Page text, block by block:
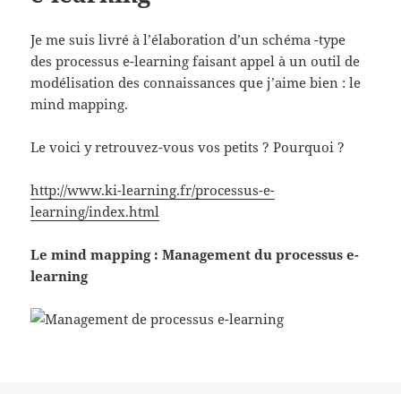
Je me suis livré à l’élaboration d’un schéma -type
des processus e-learning faisant appel à un outil de
modélisation des connaissances que j’aime bien : le
mind mapping.
Le voici y retrouvez-vous vos petits ? Pourquoi ?
http://www.ki-learning.fr/processus-e-
learning/index.html
Le mind mapping : Management du processus e-
learning